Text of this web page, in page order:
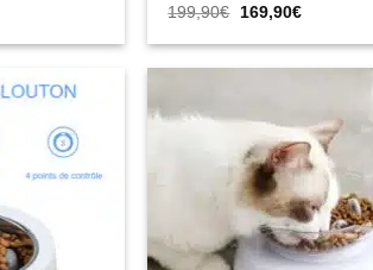
199,90€
Le
initial
169,90€Le
actuel